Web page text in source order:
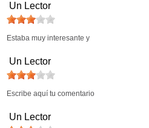
Un Lector
Estaba muy interesante y
Un Lector
Escribe aquí tu comentario
Un Lector